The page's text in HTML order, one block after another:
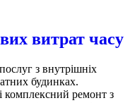
витрат часу
з внутрішніх
будинках.
комплексний ремонт з